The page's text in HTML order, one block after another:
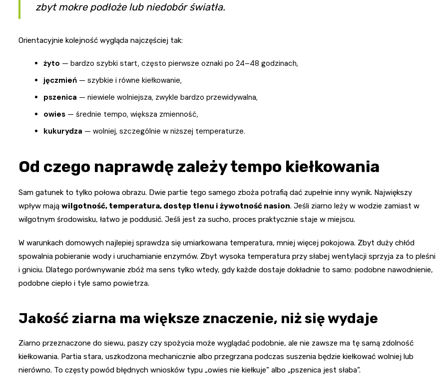
zbyt mokre podłoże lub niedobór światła.
Orientacyjnie kolejność wygląda najczęściej tak:
żyto — bardzo szybki start, często pierwsze oznaki po 24–48 godzinach,
jęczmień — szybkie i równe kiełkowanie,
pszenica — niewiele wolniejsza, zwykle bardzo przewidywalna,
owies — średnie tempo, większa zmienność,
kukurydza — wolniej, szczególnie w niższej temperaturze.
Od czego naprawdę zależy tempo kiełkowania
Sam gatunek to tylko połowa obrazu. Dwie partie tego samego zboża potrafią dać zupełnie inny wynik. Największy
wpływ mają wilgotność, temperatura, dostęp tlenu i żywotność nasion. Jeśli ziarno leży w wodzie zamiast w
wilgotnym środowisku, łatwo je poddusić. Jeśli jest za sucho, proces praktycznie staje w miejscu.
W warunkach domowych najlepiej sprawdza się umiarkowana temperatura, mniej więcej pokojowa. Zbyt duży chłód
spowalnia pobieranie wody i uruchamianie enzymów. Zbyt wysoka temperatura przy słabej wentylacji sprzyja za to pleśni
i gniciu. Dlatego porównywanie zbóż ma sens tylko wtedy, gdy każde dostaje dokładnie to samo: podobne nawodnienie,
podobne ciepło i tyle samo powietrza.
Jakość ziarna ma większe znaczenie, niż się wydaje
Ziarno przeznaczone do siewu, paszy czy spożycia może wyglądać podobnie, ale nie zawsze ma tę samą zdolność
kiełkowania. Partia stara, uszkodzona mechanicznie albo przegrzana podczas suszenia będzie kiełkować wolniej lub
nierówno. To częsty powód błędnych wniosków typu „owies nie kiełkuje” albo „pszenica jest słaba”.